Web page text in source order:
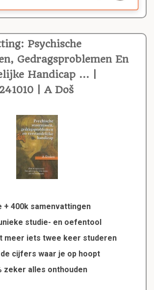
Psychische
Gedragsproblemen En
Handicap ... |
| A Doš
+ 400k samenvattingen
studie- en oefentool
meer iets twee keer studeren
de cijfers waar je op hoopt
zeker alles onthouden